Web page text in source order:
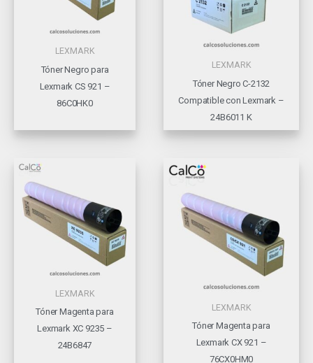
LEXMARK
Tóner Negro para
Lexmark CS 921 –
86C0HK0
LEXMARK
Tóner Negro C-2132
Compatible con Lexmark –
24B6011 K
LEXMARK
Tóner Magenta para
Lexmark XC 9235 –
24B6847
LEXMARK
Tóner Magenta para
Lexmark CX 921 –
76CX0HM0